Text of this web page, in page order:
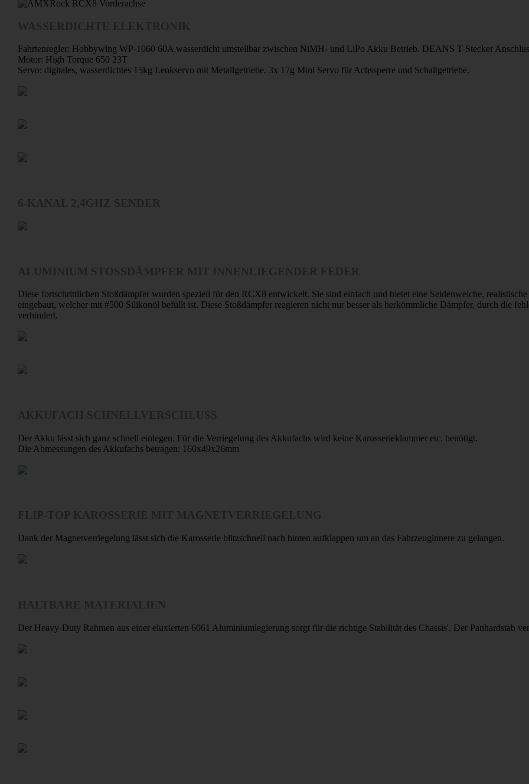
Fahrtenregler: Hobbywing WP-1060 60A wasserdicht umstellbar zwischen NiMH- und LiPo Akku Betrieb. DEANS T-Stecker
Motor: High Torque 650 23T
Servo: digitales, wasserdichtes 15kg Lenkservo mit Metallgetriebe. 3x 17g Mini Servo für Achssperre und Schaltgetriebe.
Diese fortschrittlichen Stoßdämpfer wurden speziell für den RCX8 entwickelt. Sie sind einfach und bietet eine Seidenweiche,
eingebaut, welcher mit #500 Silikonöl befüllt ist. Diese Stoßdämpfer reagieren nicht nur besser als herkömmliche Dämpfer, durch die
verhindert.
Der Akku lässt sich ganz schnell einlegen. Für die Verriegelung des Akkufachs wird keine Karosserieklammer etc. benötigt.
Die Abmessungen des Akkufachs betragen: 160x49x26mm
Dank der Magnetverriegelung lässt sich die Karosserie blitzschnell nach hinten aufklappen um an das Fahrzeuginnere zu gelangen.
Der Heavy-Duty Rahmen aus einer eluxierten 6061 Aluminiumlegierung sorgt für die richtige Stabilität des Chassis'. Der Panhardstab